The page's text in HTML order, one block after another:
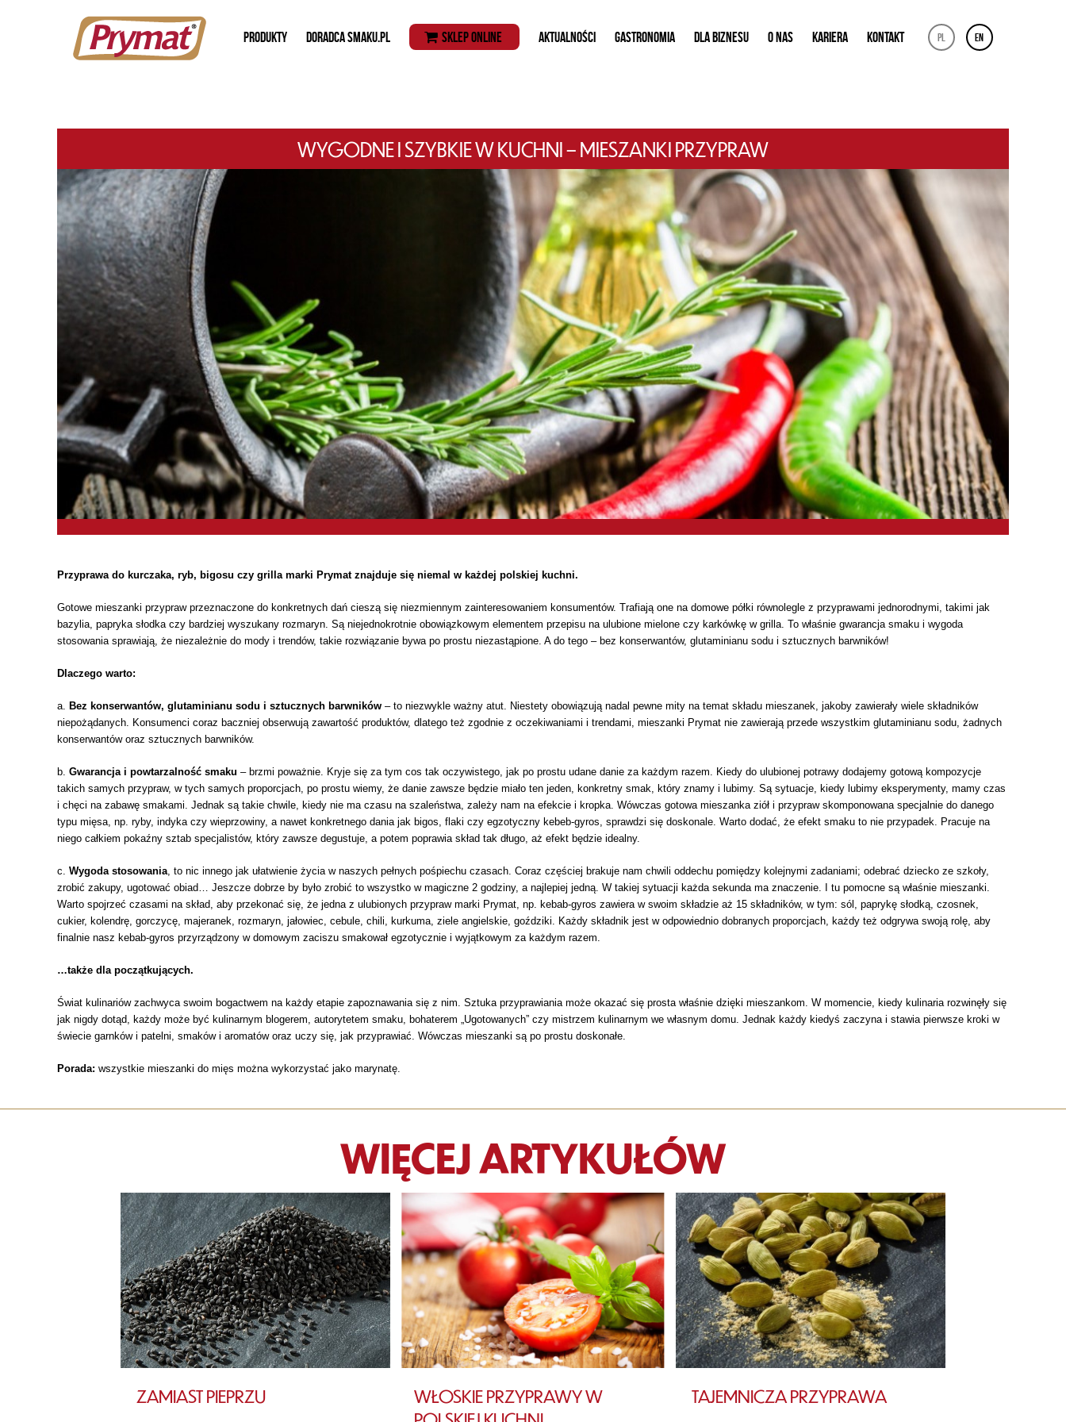
pl en
PRODUKTY DORADCA SMAKU.PL SKLEP ONLINE AKTUALNOŚCI GASTRONOMIA DLA BIZNESU O NAS KARIERA KONTAKT
WYGODNE I SZYBKIE W KUCHNI – MIESZANKI PRZYPRAW
Przyprawa do kurczaka, ryb, bigosu czy grilla marki Prymat znajduje się niemal w każdej polskiej kuchni.
Gotowe mieszanki przypraw przeznaczone do konkretnych dań cieszą się niezmiennym zainteresowaniem konsumentów. Trafiają one na domowe półki równolegle z przyprawami jednorodnymi, takimi jak
bazylia, papryka słodka czy bardziej wyszukany rozmaryn. Są niejednokrotnie obowiązkowym elementem przepisu na ulubione mielone czy karkówkę w grilla. To właśnie gwarancja smaku i wygoda
stosowania sprawiają, że niezależnie do mody i trendów, takie rozwiązanie bywa po prostu niezastąpione. A do tego – bez konserwantów, glutaminianu sodu i sztucznych barwników!
Dlaczego warto:
a. Bez konserwantów, glutaminianu sodu i sztucznych barwników – to niezwykle ważny atut. Niestety obowiązują nadal pewne mity na temat składu mieszanek, jakoby zawierały wiele składników
niepożądanych. Konsumenci coraz baczniej obserwują zawartość produktów, dlatego też zgodnie z oczekiwaniami i trendami, mieszanki Prymat nie zawierają przede wszystkim glutaminianu sodu, żadnych
konserwantów oraz sztucznych barwników.
b. Gwarancja i powtarzalność smaku – brzmi poważnie. Kryje się za tym cos tak oczywistego, jak po prostu udane danie za każdym razem. Kiedy do ulubionej potrawy dodajemy gotową kompozycje
takich samych przypraw, w tych samych proporcjach, po prostu wiemy, że danie zawsze będzie miało ten jeden, konkretny smak, który znamy i lubimy. Są sytuacje, kiedy lubimy eksperymenty, mamy czas
i chęci na zabawę smakami. Jednak są takie chwile, kiedy nie ma czasu na szaleństwa, zależy nam na efekcie i kropka. Wówczas gotowa mieszanka ziół i przypraw skomponowana specjalnie do danego
typu mięsa, np. ryby, indyka czy wieprzowiny, a nawet konkretnego dania jak bigos, flaki czy egzotyczny kebeb-gyros, sprawdzi się doskonale. Warto dodać, że efekt smaku to nie przypadek. Pracuje na
niego całkiem pokaźny sztab specjalistów, który zawsze degustuje, a potem poprawia skład tak długo, aż efekt będzie idealny.
c. Wygoda stosowania, to nic innego jak ułatwienie życia w naszych pełnych pośpiechu czasach. Coraz częściej brakuje nam chwili oddechu pomiędzy kolejnymi zadaniami; odebrać dziecko ze szkoły,
zrobić zakupy, ugotować obiad… Jeszcze dobrze by było zrobić to wszystko w magiczne 2 godziny, a najlepiej jedną. W takiej sytuacji każda sekunda ma znaczenie. I tu pomocne są właśnie mieszanki.
Warto spojrzeć czasami na skład, aby przekonać się, że jedna z ulubionych przypraw marki Prymat, np. kebab-gyros zawiera w swoim składzie aż 15 składników, w tym: sól, paprykę słodką, czosnek,
cukier, kolendrę, gorczycę, majeranek, rozmaryn, jałowiec, cebule, chili, kurkuma, ziele angielskie, goździki. Każdy składnik jest w odpowiednio dobranych proporcjach, każdy też odgrywa swoją rolę, aby
finalnie nasz kebab-gyros przyrządzony w domowym zaciszu smakował egzotycznie i wyjątkowym za każdym razem.
…także dla początkujących.
Świat kulinariów zachwyca swoim bogactwem na każdy etapie zapoznawania się z nim. Sztuka przyprawiania może okazać się prosta właśnie dzięki mieszankom. W momencie, kiedy kulinaria rozwinęły się
jak nigdy dotąd, każdy może być kulinarnym blogerem, autorytetem smaku, bohaterem „Ugotowanych” czy mistrzem kulinarnym we własnym domu. Jednak każdy kiedyś zaczyna i stawia pierwsze kroki w
świecie garnków i patelni, smaków i aromatów oraz uczy się, jak przyprawiać. Wówczas mieszanki są po prostu doskonałe.
Porada: wszystkie mieszanki do mięs można wykorzystać jako marynatę.
WIĘCEJ ARTYKUŁÓW
ZAMIAST PIEPRZU
WŁOSKIE PRZYPRAWY W
TAJEMNICZA PRZYPRAWA